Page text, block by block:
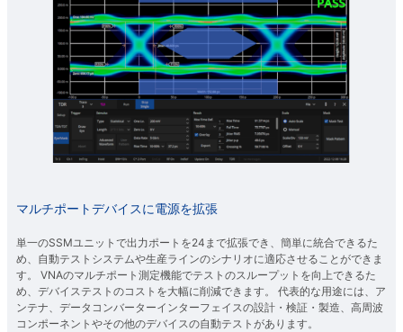
マルチポートデバイスに電源を拡張
単一のSSMユニットで出力ポートを24まで拡張でき、簡単に統合できるた
め、自動テストシステムや生産ラインのシナリオに適応させることができま
す。 VNAのマルチポート測定機能でテストのスループットを向上できるた
め、デバイステストのコストを大幅に削減できます。 代表的な用途には、ア
ンテナ、データコンバーターインターフェイスの設計・検証・製造、高周波
コンポーネントやその他のデバイスの自動テストがあります。